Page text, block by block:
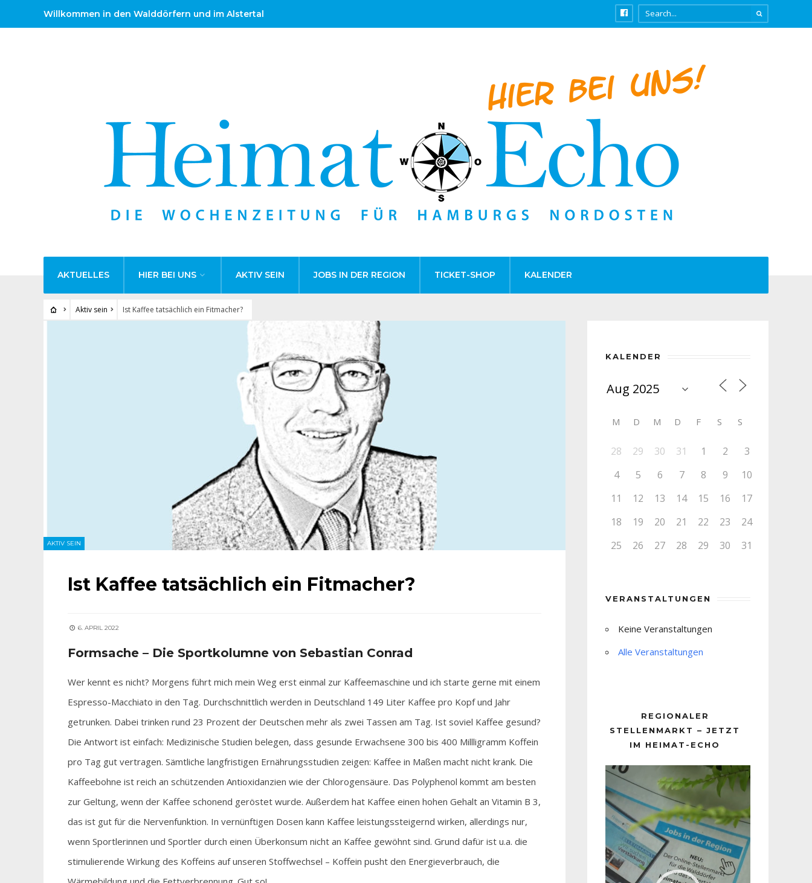
Willkommen in den Walddörfern und im Alstertal
AKTUELLES HIER BEI UNS AKTIV SEIN JOBS IN DER REGION TICKET-SHOP KALENDER
Aktiv sein Ist Kaffee tatsächlich ein Fitmacher?
AKTIV SEIN
Ist Kaffee tatsächlich ein Fitmacher?
6. APRIL 2022
Formsache – Die Sportkolumne von Sebastian Conrad
Wer kennt es nicht? Morgens führt mich mein Weg erst einmal zur Kaffeemaschine und ich starte gerne mit einem
Espresso-Macchiato in den Tag. Durchschnittlich werden in Deutschland 149 Liter Kaffee pro Kopf und Jahr
getrunken. Dabei trinken rund 23 Prozent der Deutschen mehr als zwei Tassen am Tag. Ist soviel Kaffee gesund?
Die Antwort ist einfach: Medizinische Studien belegen, dass gesunde Erwachsene 300 bis 400 Millligramm Koffein
pro Tag gut vertragen. Sämtliche langfristigen Ernährungsstudien zeigen: Kaffee in Maßen macht nicht krank. Die
Kaffeebohne ist reich an schützenden Antioxidanzien wie der Chlorogensäure. Das Polyphenol kommt am besten
zur Geltung, wenn der Kaffee schonend geröstet wurde. Außerdem hat Kaffee einen hohen Gehalt an Vitamin B 3,
das ist gut für die Nervenfunktion. In vernünftigen Dosen kann Kaffee leistungssteigernd wirken, allerdings nur,
wenn Sportlerinnen und Sportler durch einen Überkonsum nicht an Kaffee gewöhnt sind. Grund dafür ist u.a. die
stimulierende Wirkung des Koffeins auf unseren Stoffwechsel – Koffein pusht den Energieverbrauch, die
KALENDER
M D M D F S S
28 29 30 31 1 2
3
4
5 6 7 8 9
10
11
12 13 14 15 16
17
18
19 20 21 22 23
24
25
26 27 28 29 30 31
VERANSTALTUNGEN
Keine Veranstaltungen
Alle Veranstaltungen
REGIONALER
STELLENMARKT – JETZT
IM HEIMAT-ECHO
Player